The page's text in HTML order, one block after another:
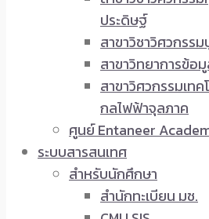
ประดิษฐ์
สาขาวิชาวิศวกรร
สาขาวิทยาการข้อ
สาขาวิศวกรรมเท
กลไฟฟ้าจุลภาค
ศูนย์ Entaneer
ระบบสารสนเทศ
สำหรับนักศึกษา
สำนักทะเบียน มช.